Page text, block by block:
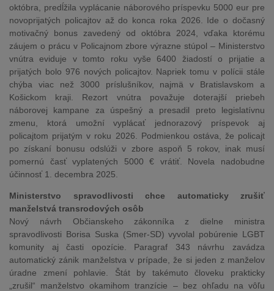
októbra, predĺžila vyplácanie náborového príspevku 5000 eur pre
novoprijatých policajtov až do konca roka 2026. Ide o dočasný
motivačný bonus zavedený od októbra 2024, vďaka ktorému
záujem o prácu v Policajnom zbore výrazne stúpol – Ministerstvo
vnútra eviduje v tomto roku vyše 6400 žiadostí o prijatie a
prijatých bolo 976 nových policajtov. Napriek tomu v polícii stále
chýba viac než 3000 príslušníkov, najmä v Bratislavskom a
Košickom kraji. Rezort vnútra považuje doterajší priebeh
náborovej kampane za úspešný a presadil preto legislatívnu
zmenu, ktorá umožní vyplácať jednorazový príspevok aj
policajtom prijatým v roku 2026. Podmienkou ostáva, že policajt
po získaní bonusu odslúži v zbore aspoň 5 rokov, inak musí
pomernú časť vyplatených 5000 € vrátiť. Novela nadobudne
účinnosť 1. decembra 2025.
Ministerstvo spravodlivosti chce automaticky zrušiť
manželstvá transrodových osôb
Nový návrh Občianskeho zákonníka z dielne ministra
spravodlivosti Borisa Suska (Smer-SD) vyvolal pobúrenie LGBT
komunity aj časti opozície. Paragraf 343 návrhu zavádza
automatický zánik manželstva v prípade, že si jeden z manželov
úradne zmení pohlavie. Štát by takémuto človeku prakticky
„zrušil“ manželstvo okamihom tranzície – bez ohľadu na vôľu